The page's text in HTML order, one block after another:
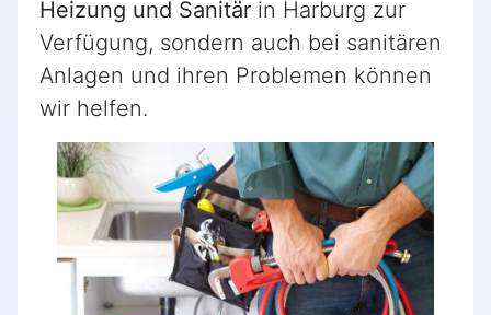
Heizung und Sanitär in Harburg zur
Verfügung, sondern auch bei sanitären
Anlagen und ihren Problemen können
wir helfen.